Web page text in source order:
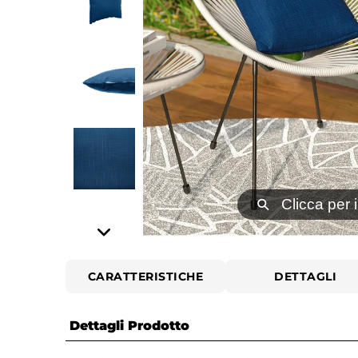
⚲ Clicca per
CARATTERISTICHE DETTAGLI
Dettagli Prodotto